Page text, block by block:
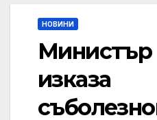
НОВИНИ
Министър
изказа